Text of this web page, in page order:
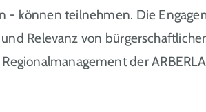
- können teilnehmen. Die
Relevanz von
der